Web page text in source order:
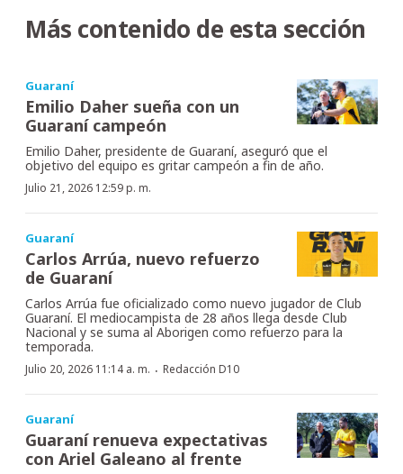
Más contenido de esta sección
Guaraní
Emilio Daher sueña con un
Guaraní campeón
Emilio Daher, presidente de Guaraní, aseguró que el
objetivo del equipo es gritar campeón a fin de año.
Julio 21, 2026 12:59 p. m.
Guaraní
Carlos Arrúa, nuevo refuerzo
de Guaraní
Carlos Arrúa fue oficializado como nuevo jugador de Club
Guaraní. El mediocampista de 28 años llega desde Club
Nacional y se suma al Aborigen como refuerzo para la
temporada.
Julio 20, 2026 11:14 a. m. · Redacción D10
Guaraní
Guaraní renueva expectativas
con Ariel Galeano al frente